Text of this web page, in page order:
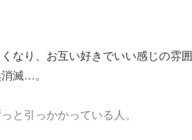
なり、お互い好きでいい感じの雰
滅…。
と引っかかっている人。